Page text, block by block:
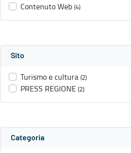
Contenuto Web (4)
Sito
Turismo e cultura (2)
PRESS REGIONE (2)
Categoria